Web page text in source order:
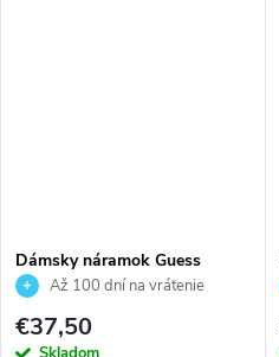
Dámsky náramok Guess
JUBB05111JWRHS
Až 100 dní na vrátenie
€37,50